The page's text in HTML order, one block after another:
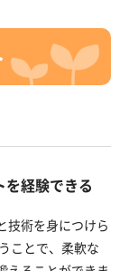
経験できる
技術を身につけら
ことで、柔軟な